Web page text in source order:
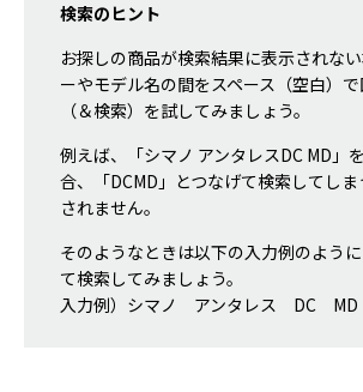
検索のヒント
お探しの商品が検索結果に表示されな
ーやモデル名の間をスペース（空白）
（＆検索）を試してみましょう。
例えば、「シマノ アンタレスDC MD」
合、「DCMD」とつなげて検索してし
されません。
そのようなときは以下の入力例のよう
て検索してみましょう。
入力例）シマノ アンタレス DC MD